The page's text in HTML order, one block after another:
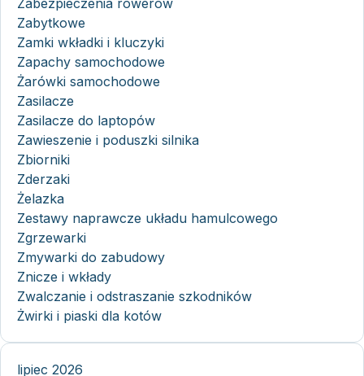
Zabytkowe
Zamki wkładki i kluczyki
Zapachy samochodowe
Żarówki samochodowe
Zasilacze
Zasilacze do laptopów
Zawieszenie i poduszki silnika
Zbiorniki
Zderzaki
Żelazka
Zestawy naprawcze układu hamulcowego
Zgrzewarki
Zmywarki do zabudowy
Znicze i wkłady
Zwalczanie i odstraszanie szkodników
Żwirki i piaski dla kotów
lipiec 2026